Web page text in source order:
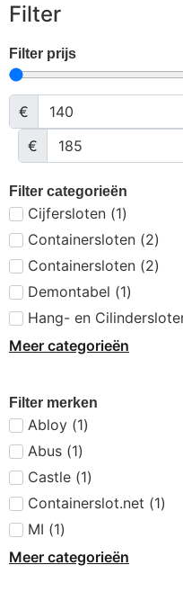
Filter
Filter prijs
€
€
Filter categorieën
Cijfersloten (1)
Containersloten (2)
Containersloten (2)
Demontabel (1)
Hang- en
Meer categorieën
Filter merken
Abloy (1)
Abus (1)
Castle (1)
Containerslot.net (1)
MI (1)
Meer categorieën